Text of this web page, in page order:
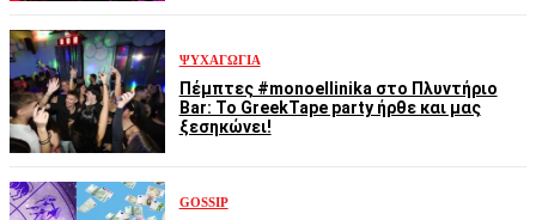
ΨΥΧΑΓΩΓΊΑ
Πέμπτες #monoellinika στο Πλυντήριο
Bar: Το GreekTape party ήρθε και μας
ξεσηκώνει!
GOSSIP